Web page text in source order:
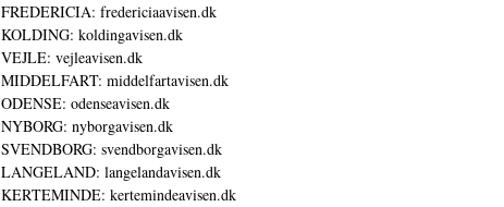
FREDERICIA: fredericiaavisen.dk
KOLDING: koldingavisen.dk
VEJLE: vejleavisen.dk
MIDDELFART: middelfartavisen.dk
ODENSE: odenseavisen.dk
NYBORG: nyborgavisen.dk
SVENDBORG: svendborgavisen.dk
LANGELAND: langelandavisen.dk
KERTEMINDE: kertemindeavisen.dk